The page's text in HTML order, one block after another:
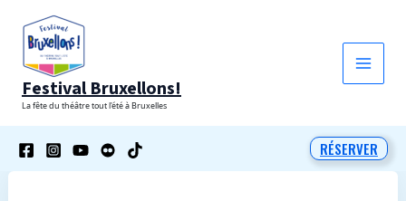
contenu
Festival Bruxellons!
La fête du théâtre tout l'été à Bruxelles
RÉSERVER